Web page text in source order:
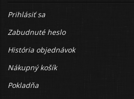
Prihlásiť sa
Zabudnuté heslo
História objednávok
Nákupný košík
Pokladňa